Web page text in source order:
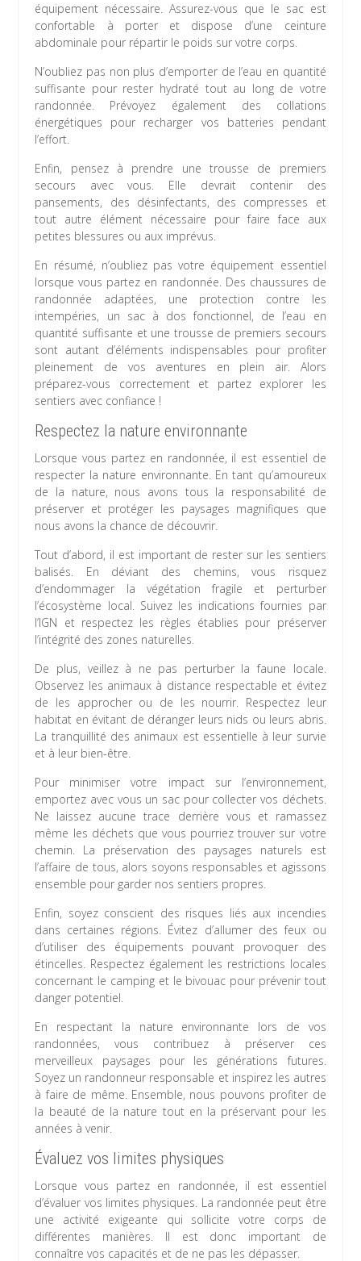
équipement nécessaire. Assurez-vous que le sac est
confortable à porter et dispose d’une ceinture
abdominale pour répartir le poids sur votre corps.
N’oubliez pas non plus d’emporter de l’eau en quantité
suffisante pour rester hydraté tout au long de votre
randonnée. Prévoyez également des collations
énergétiques pour recharger vos batteries pendant
l’effort.
Enfin, pensez à prendre une trousse de premiers
secours avec vous. Elle devrait contenir des
pansements, des désinfectants, des compresses et
tout autre élément nécessaire pour faire face aux
petites blessures ou aux imprévus.
En résumé, n’oubliez pas votre équipement essentiel
lorsque vous partez en randonnée. Des chaussures de
randonnée adaptées, une protection contre les
intempéries, un sac à dos fonctionnel, de l’eau en
quantité suffisante et une trousse de premiers secours
sont autant d’éléments indispensables pour profiter
pleinement de vos aventures en plein air. Alors
préparez-vous correctement et partez explorer les
sentiers avec confiance !
Respectez la nature environnante
Lorsque vous partez en randonnée, il est essentiel de
respecter la nature environnante. En tant qu’amoureux
de la nature, nous avons tous la responsabilité de
préserver et protéger les paysages magnifiques que
nous avons la chance de découvrir.
Tout d’abord, il est important de rester sur les sentiers
balisés. En déviant des chemins, vous risquez
d’endommager la végétation fragile et perturber
l’écosystème local. Suivez les indications fournies par
l’IGN et respectez les règles établies pour préserver
l’intégrité des zones naturelles.
De plus, veillez à ne pas perturber la faune locale.
Observez les animaux à distance respectable et évitez
de les approcher ou de les nourrir. Respectez leur
habitat en évitant de déranger leurs nids ou leurs abris.
La tranquillité des animaux est essentielle à leur survie
et à leur bien-être.
Pour minimiser votre impact sur l’environnement,
emportez avec vous un sac pour collecter vos déchets.
Ne laissez aucune trace derrière vous et ramassez
même les déchets que vous pourriez trouver sur votre
chemin. La préservation des paysages naturels est
l’affaire de tous, alors soyons responsables et agissons
ensemble pour garder nos sentiers propres.
Enfin, soyez conscient des risques liés aux incendies
dans certaines régions. Évitez d’allumer des feux ou
d’utiliser des équipements pouvant provoquer des
étincelles. Respectez également les restrictions locales
concernant le camping et le bivouac pour prévenir tout
danger potentiel.
En respectant la nature environnante lors de vos
randonnées, vous contribuez à préserver ces
merveilleux paysages pour les générations futures.
Soyez un randonneur responsable et inspirez les autres
à faire de même. Ensemble, nous pouvons profiter de
la beauté de la nature tout en la préservant pour les
années à venir.
Évaluez vos limites physiques
Lorsque vous partez en randonnée, il est essentiel
d’évaluer vos limites physiques. La randonnée peut être
une activité exigeante qui sollicite votre corps de
différentes manières. Il est donc important de
connaître vos capacités et de ne pas les dépasser.